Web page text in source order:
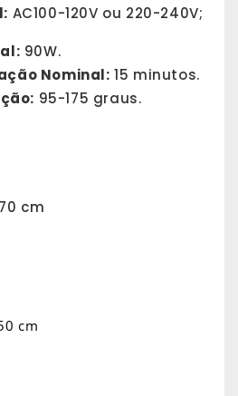
AC100-120V ou 220-240V;
90W.
Nominal: 15 minutos.
95-175 graus.
cm
cm